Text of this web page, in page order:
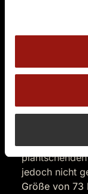
Familien.
Kreis
Abkühlung in
nur mit
oder dem
Fischen, was
jedoch nicht
Größe von 73